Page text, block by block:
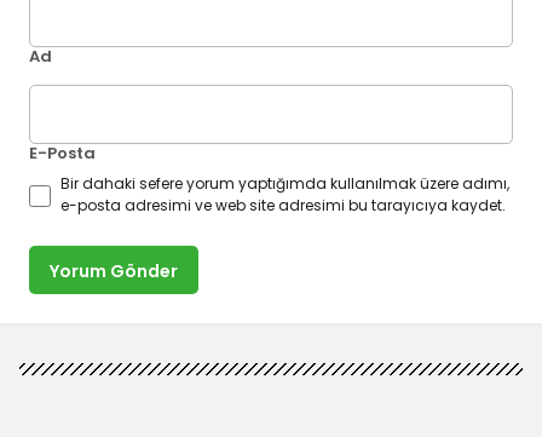
Ad
E-Posta
Bir dahaki sefere yorum yaptığımda kullanılmak üzere adımı,
e-posta adresimi ve web site adresimi bu tarayıcıya kaydet.
Yorum Gönder